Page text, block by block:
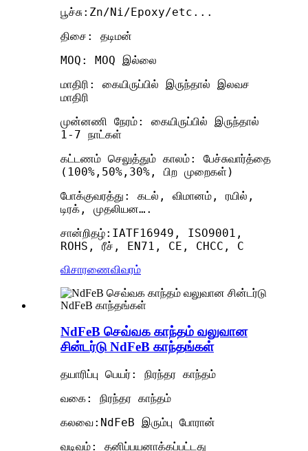
பூச்சு:Zn/Ni/Epoxy/etc...
திசை: தடிமன்
MOQ: MOQ இல்லை
மாதிரி: கையிருப்பில் இருந்தால் இலவச
மாதிரி
முன்னணி நேரம்: கையிருப்பில் இருந்தால்
1-7 நாட்கள்
கட்டணம் செலுத்தும் காலம்: பேச்சுவார்த்தை
(100%,50%,30%, பிற முறைகள்)
போக்குவரத்து: கடல், விமானம், ரயில்,
டிரக், முதலியன….
சான்றிதழ்:IATF16949, ISO9001,
ROHS, ரீச், EN71, CE, CHCC, C
விசாரணைவிவரம்
NdFeB செவ்வக காந்தம் வலுவான
சின்டர்டு NdFeB காந்தங்கள்
தயாரிப்பு பெயர்: நிரந்தர காந்தம்
வகை: நிரந்தர காந்தம்
கலவை:NdFeB இரும்பு போரான்
வடிவம்: தனிப்பயனாக்கப்பட்டது